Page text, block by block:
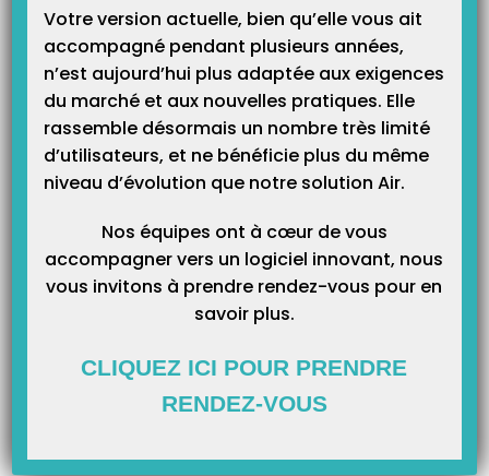
Catégories
Catégories
Votre version actuelle, bien qu’elle vous ait
accompagné pendant plusieurs années,
n’est aujourd’hui plus adaptée aux exigences
du marché et aux nouvelles pratiques. Elle
rassemble désormais un nombre très limité
d’utilisateurs, et ne bénéficie plus du même
niveau d’évolution que notre solution Air.
Nos équipes ont à cœur de vous
accompagner vers un logiciel innovant, nous
vous invitons à prendre rendez-vous pour en
savoir plus.
CLIQUEZ ICI POUR PRENDRE
RENDEZ-VOUS